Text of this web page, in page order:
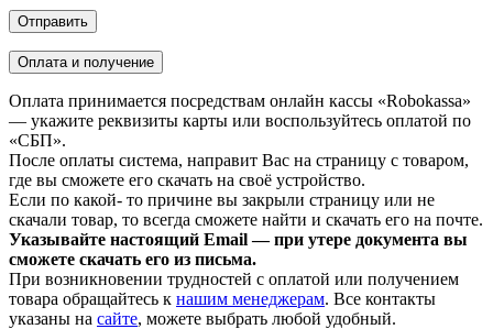
Оплата и получение
Оплата принимается посредствам онлайн кассы «Robokassa»
— укажите реквизиты карты или воспользуйтесь оплатой по
«СБП».
После оплаты система, направит Вас на страницу с товаром,
где вы сможете его скачать на своё устройство.
Если по какой- то причине вы закрыли страницу или не
скачали товар, то всегда сможете найти и скачать его на почте.
Указывайте настоящий Email — при утере документа вы
сможете скачать его из письма.
При возникновении трудностей с оплатой или получением
товара обращайтесь к нашим менеджерам. Все контакты
указаны на сайте, можете выбрать любой удобный.